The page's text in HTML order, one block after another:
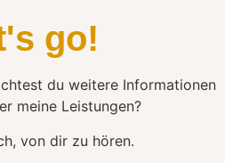
go!
du weitere Informationen
meine Leistungen?
von dir zu hören.